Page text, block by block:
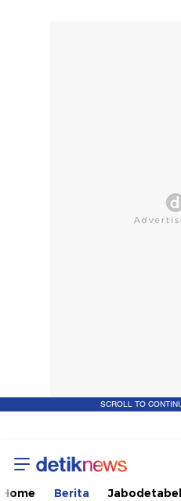
SCROLL TO
Home Berita